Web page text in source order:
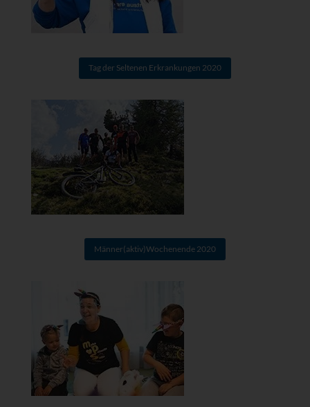
Tag der Seltenen Erkrankungen 2020
Männer(aktiv)Wochenende 2020